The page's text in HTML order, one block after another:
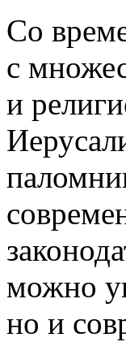
Со
с
и
можно
но и